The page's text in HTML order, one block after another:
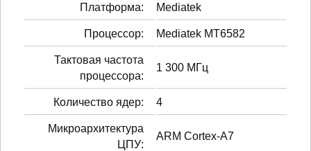
Платформа: Mediatek
Процессор: Mediatek MT6582
Тактовая частота
процессора:
1 300 МГц
Количество ядер: 4
Микроархитектура
ЦПУ:
ARM Cortex-A7